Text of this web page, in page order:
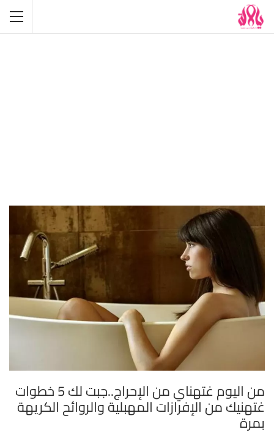
من اليوم غتهناي من الإحراج..جبت لك 5 خطوات
غتهنيك من الإفرازات المهبلية والروائح الكريهة
بمرة